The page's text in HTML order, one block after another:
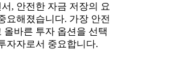
, 안전한 자금 저장의 요
요해졌습니다. 가장 안전
올바른 투자 옵션을 선택
자자로서 중요합니다.